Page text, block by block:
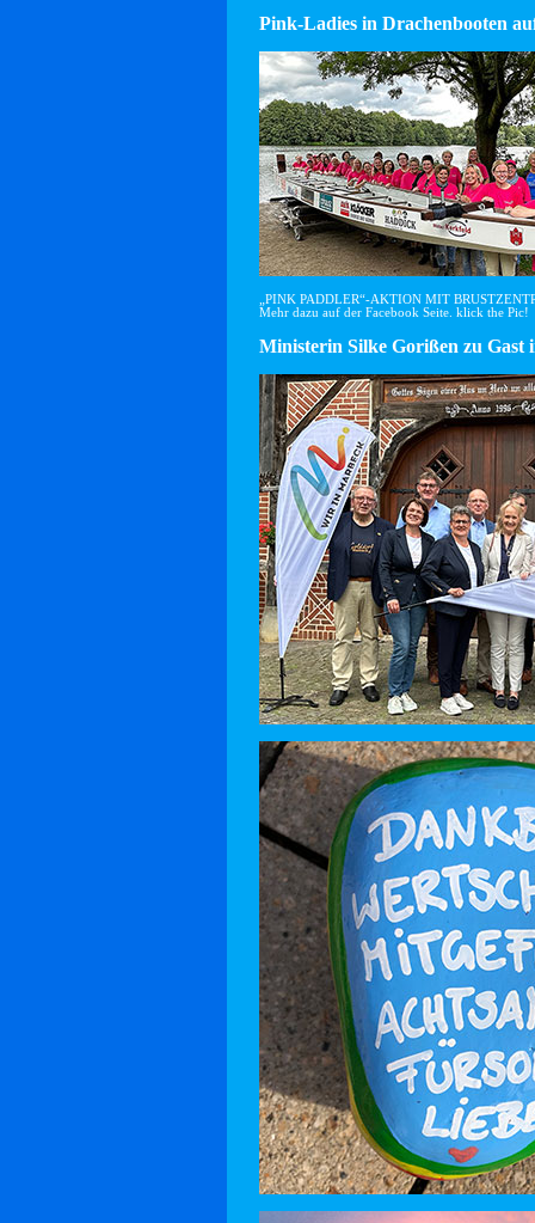
Pink-Ladies in Drachenbooten
„PINK PADDLER“-AKTION MIT
Mehr dazu auf der Facebook Seite. klick the Pic!
Ministerin Silke Gorißen zu Gast